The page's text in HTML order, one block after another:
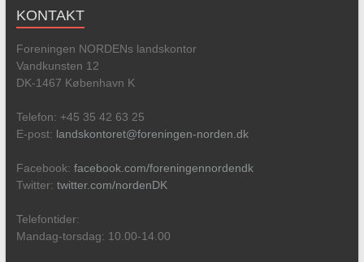
KONTAKT
Foreningen NORDENs landskontor
Vandkunsten 12
DK-1467 København K
Telefon: +45 35 42 63 25
E-post: landskontoret@foreningen-norden.dk
Facebook: facebook.com/foreningennordendk
Twitter: twitter.com/nordenDK
Telefontider:
Mandag-torsdag: 10.00-14.00